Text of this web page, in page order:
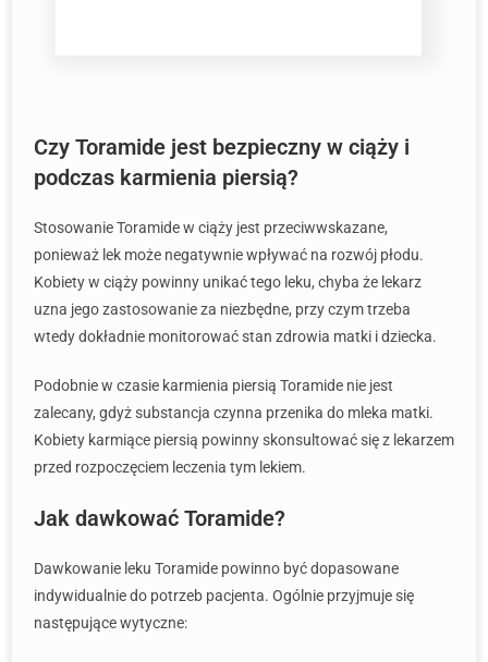
Czy Toramide jest bezpieczny w ciąży i
podczas karmienia piersią?
Stosowanie Toramide w ciąży jest przeciwwskazane,
ponieważ lek może negatywnie wpływać na rozwój płodu.
Kobiety w ciąży powinny unikać tego leku, chyba że lekarz
uzna jego zastosowanie za niezbędne, przy czym trzeba
wtedy dokładnie monitorować stan zdrowia matki i dziecka.
Podobnie w czasie karmienia piersią Toramide nie jest
zalecany, gdyż substancja czynna przenika do mleka matki.
Kobiety karmiące piersią powinny skonsultować się z lekarzem
przed rozpoczęciem leczenia tym lekiem.
Jak dawkować Toramide?
Dawkowanie leku Toramide powinno być dopasowane
indywidualnie do potrzeb pacjenta. Ogólnie przyjmuje się
następujące wytyczne: